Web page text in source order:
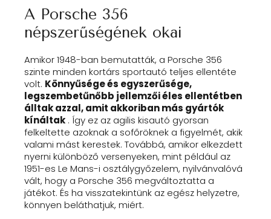
A Porsche 356
népszerűségének okai
Amikor 1948-ban bemutatták, a Porsche 356
szinte minden kortárs sportautó teljes ellentéte
volt. Könnyűsége és egyszerűsége,
legszembetűnőbb jellemzői éles ellentétben
álltak azzal, amit akkoriban más gyártók
kínáltak . Így ez az agilis kisautó gyorsan
felkeltette azoknak a sofőröknek a figyelmét, akik
valami mást kerestek. Továbbá, amikor elkezdett
nyerni különböző versenyeken, mint például az
1951-es Le Mans-i osztálygyőzelem, nyilvánvalóvá
vált, hogy a Porsche 356 megváltoztatta a
játékot. És ha visszatekintünk az egész helyzetre,
könnyen beláthatjuk, miért.